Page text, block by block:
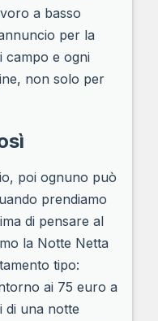
a basso
per la
campo e ogni
non solo per
poi ognuno può
prendiamo
di pensare al
la Notte Netta
tipo:
ai 75 euro a
di una notte